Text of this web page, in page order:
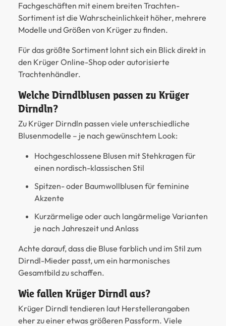
Fachgeschäften mit einem breiten Trachten-
Sortiment ist die Wahrscheinlichkeit höher, mehrere
Modelle und Größen von Krüger zu finden.
Für das größte Sortiment lohnt sich ein Blick direkt in
den Krüger Online-Shop oder autorisierte
Trachtenhändler.
Welche Dirndlblusen passen zu Krüger
Dirndln?
Zu Krüger Dirndln passen viele unterschiedliche
Blusenmodelle – je nach gewünschtem Look:
Hochgeschlossene Blusen mit Stehkragen für
einen nordisch-klassischen Stil
Spitzen- oder Baumwollblusen für feminine
Akzente
Kurzärmelige oder auch langärmelige Varianten
je nach Jahreszeit und Anlass
Achte darauf, dass die Bluse farblich und im Stil zum
Dirndl-Mieder passt, um ein harmonisches
Gesamtbild zu schaffen.
Wie fallen Krüger Dirndl aus?
Krüger Dirndl tendieren laut Herstellerangaben
eher zu einer etwas größeren Passform. Viele